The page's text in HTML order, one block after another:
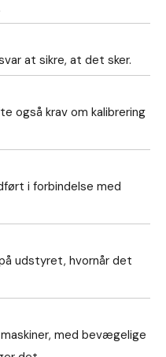
at sikre, at det sker.
også krav om kalibrering
i forbindelse med
udstyret, hvornår det
med bevægelige